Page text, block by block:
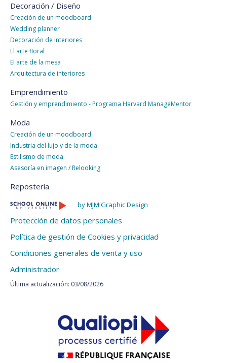
Decoración / Diseño
Creación de un moodboard
Wedding planner
Decoración de interiores
El arte floral
El arte de la mesa
Arquitectura de interiores
Emprendimiento
Gestión y emprendimiento - Programa Harvard ManageMentor
Moda
Creación de un moodboard
Industria del lujo y de la moda
Estilismo de moda
Asesoría en imagen / Relooking
Repostería
by MJM Graphic Design
Protección de datos personales
Política de gestión de Cookies y privacidad
Condiciones generales de venta y uso
Administrador
Última actualización: 03/08/2026